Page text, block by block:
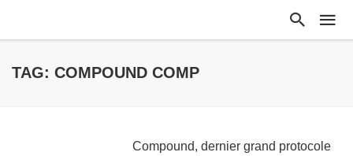
TAG: COMPOUND COMP
Compound, dernier grand protocole